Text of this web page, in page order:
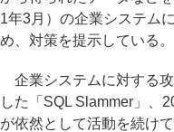
1年3月）の企業システム
め、対策を提示している。
企業システムに対する
した「SQL Slammer」、
が依然として活動を続け